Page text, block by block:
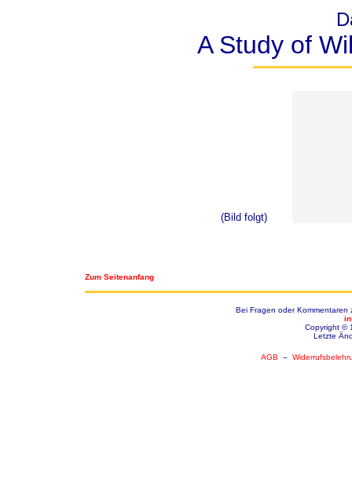
A Study of
(Bild folgt)
Zum Seitenanfang
Bei Fragen oder
Copyright ©
Letzte
AGB –